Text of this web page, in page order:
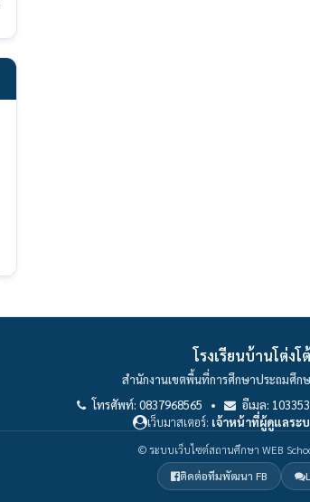
โรงเรียนบ้านโต่งโ
สำนักงานเขตพื้นที่การศึกษาประถมศึกษ
โทรศัพท์: 0837968565 •
อีเมล:
เว็บมาสเตอร์: เจ้าหน้าที่ผู้ดูแลระ
© ระบบเว็บไซต์สถานศึกษา WEB
ติดต่อทีมพัฒนา FB